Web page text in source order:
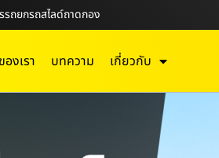
รถยกรถสไลด์ถาดกอง
งเรา บทความ เกี่ยวกับ